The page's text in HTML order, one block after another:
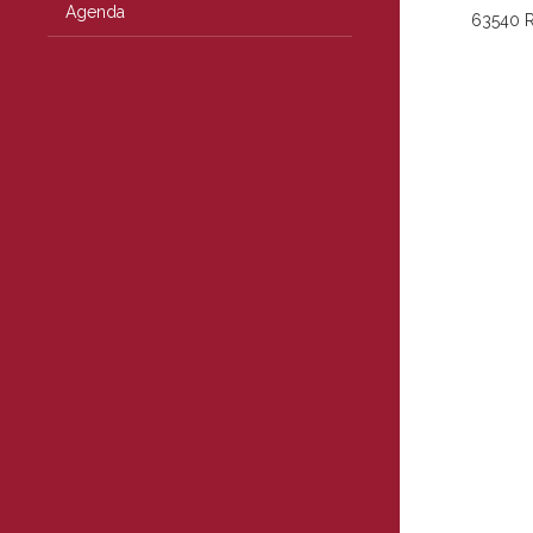
Agenda
63540